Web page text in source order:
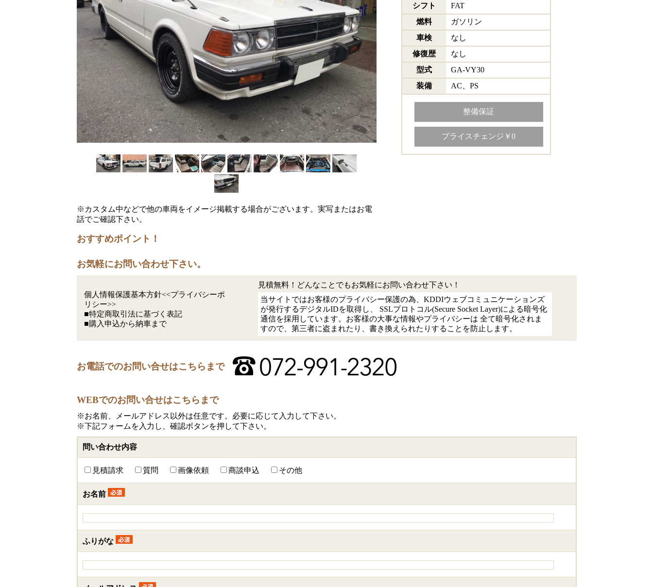
※カスタム中などで他の車両をイメージ掲載する場合がございます。実写またはお電
話でご確認下さい。
おすすめポイント！
シフト
FAT
燃料
ガソリン
車検
なし
修復歴
なし
型式
GA-VY30
装備
AC、PS
整備保証
プライスチェンジ￥0
お気軽にお問い合わせ下さい。
個人情報保護基本方針<<プライバシーポ
リシー>>
■特定商取引法に基づく表記
■購入申込から納車まで
見積無料！どんなことでもお気軽にお問い合わせ下さい！
当サイトではお客様のプライバシー保護の為、KDDIウェブコミュニケーションズ
が発行するデジタルIDを取得し、 SSLプロトコル(Secure Socket Layer)による暗号化
通信を採用しています。お客様の大事な情報やプライバシーは 全て暗号化されま
すので、第三者に盗まれたり、書き換えられたりすることを防止します。
お電話でのお問い合せはこちらまで
WEBでのお問い合せはこちらまで
※お名前、メールアドレス以外は任意です。必要に応じて入力して下さい。
※下記フォームを入力し、確認ボタンを押して下さい。
問い合わせ内容
見積請求 質問 画像依頼 商談申込 その他
お名前
ふりがな